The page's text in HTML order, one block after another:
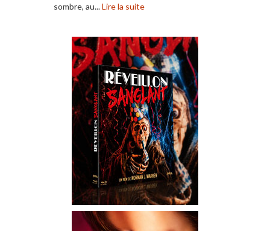
sombre, au...Lire la suite